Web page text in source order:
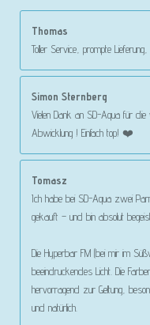
Thomas
Toller Service, prompte
Simon Sternberg
Vielen Dank an SD-Aqua für
Abwicklung ! Einfach top! ❤️
Tomasz
Ich habe bei SD-Aqua zwei
gekauft – und bin absolut
Die Hyperbar FM (bei mir im
beeindruckendes Licht. Die
hervorragend zur Geltung,
und natürlich.